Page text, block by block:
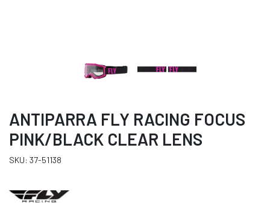
ANTIPARRA FLY RACING FOCUS
PINK/BLACK CLEAR LENS
SKU: 37-51138